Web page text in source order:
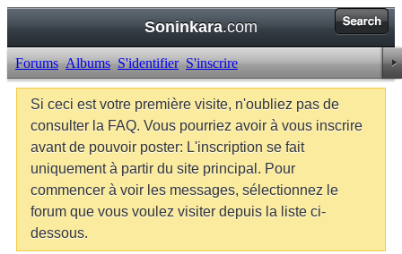
Soninkara.com
Forums Albums S'identifier S'inscrire
Si ceci est votre première visite, n'oubliez pas de
consulter la FAQ. Vous pourriez avoir à vous inscrire
avant de pouvoir poster: L'inscription se fait
uniquement à partir du site principal. Pour
commencer à voir les messages, sélectionnez le
forum que vous voulez visiter depuis la liste ci-
dessous.